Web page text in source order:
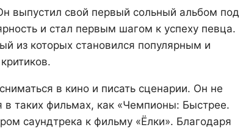
выпустил свой первый сольный альбом под
и стал первым шагом к успеху певца.
из которых становился популярным и
в кино и писать сценарии. Он не
в таких фильмах, как «Чемпионы: Быстрее.
саундтрека к фильму «Ёлки». Благодаря